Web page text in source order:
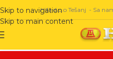
Skip to navigation
Skip to main content
Hifa d.o.o Tešanj - Sa